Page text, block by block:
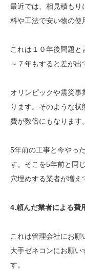
最近では、相見積もり
料や工法で安い物の使
これは１０年後問題と
～７年もすると差が出
オリンピックや震災事
ります。そのような
費が数倍にもなります。
5年前の工事と今やっ
す。そこを5年前と同
穴埋めする業者が増え
4.頼んだ業者による費
これは管理会社にお願
大手ゼネコンにお願い
す。